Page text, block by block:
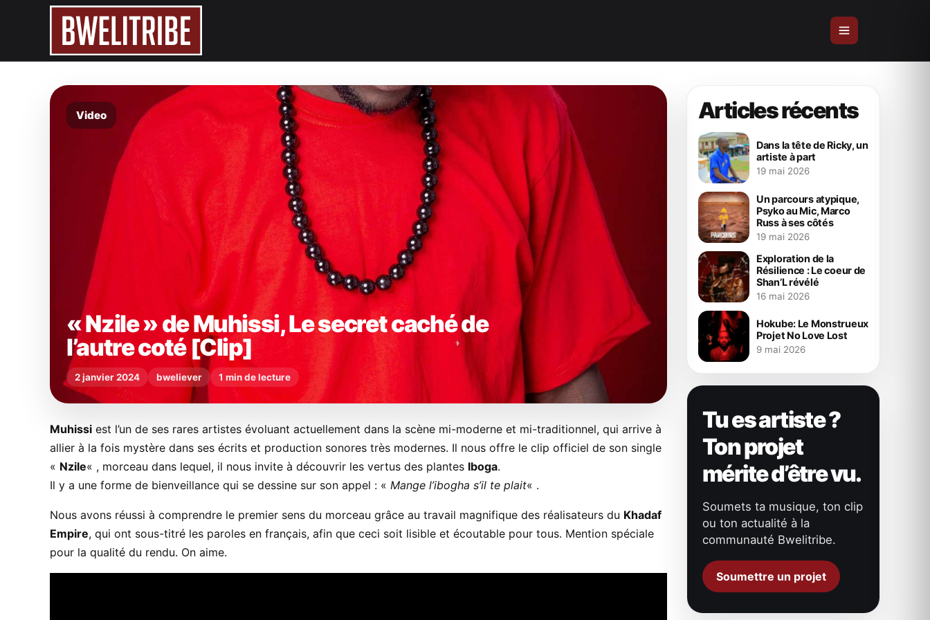
Video
« Nzile » de Muhissi, Le secret caché de
l’autre coté [Clip]
2 janvier 2024 bweliever 1 min de lecture
Muhissi est l’un de ses rares artistes évoluant actuellement dans la scène mi-moderne et mi-traditionnel, qui arrive à
allier à la fois mystère dans ses écrits et production sonores très modernes. Il nous offre le clip officiel de son single
« Nzile« , morceau dans lequel, il nous invite à découvrir les vertus des plantes Iboga.
Il y a une forme de bienveillance qui se dessine sur son appel : « Mange l’ibogha s’il te plait« .
Nous avons réussi à comprendre le premier sens du morceau grâce au travail magnifique des réalisateurs du Khadaf
Empire, qui ont sous-titré les paroles en français, afin que ceci soit lisible et écoutable pour tous. Mention spéciale
pour la qualité du rendu. On aime.
Articles récents
Dans la tête de Ricky, un
artiste à part
19 mai 2026
Un parcours atypique,
Psyko au Mic, Marco
Russ à ses côtés
19 mai 2026
Exploration de la
Résilience : Le coeur de
Shan’L révélé
16 mai 2026
Hokube: Le Monstrueux
Projet No Love Lost
9 mai 2026
Tu es artiste ?
Ton projet
mérite d’être vu.
Soumets ta musique, ton clip
ou ton actualité à la
communauté Bwelitribe.
Soumettre un projet